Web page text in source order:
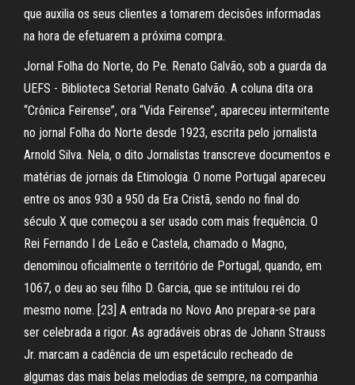
que auxilia os seus clientes a tomarem decisões informadas
na hora de efetuarem a próxima compra.
Jornal Folha do Norte, do Pe. Renato Galvão, sob a guarda da
UEFS - Biblioteca Setorial Renato Galvão. A coluna dita ora
“Crônica Feirense”, ora “Vida Feirense”, apareceu intermitente
no jornal Folha do Norte desde 1923, escrita pelo jornalista
Arnold Silva. Nela, o dito Jornalistas transcreve documentos e
matérias de jornais da Etimologia. O nome Portugal apareceu
entre os anos 930 a 950 da Era Cristã, sendo no final do
século X que começou a ser usado com mais frequência. O
Rei Fernando I de Leão e Castela, chamado o Magno,
denominou oficialmente o território de Portugal, quando, em
1067, o deu ao seu filho D. Garcia, que se intitulou rei do
mesmo nome. [23] A entrada no Novo Ano prepara-se para
ser celebrada a rigor. As agradáveis obras de Johann Strauss
Jr. marcam a cadência de um espetáculo recheado de
algumas das mais belas melodias de sempre, na companhia